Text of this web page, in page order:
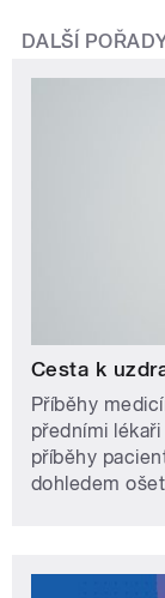
DALŠÍ
Cesta k
Příběhy
předními
příběhy
dohledem